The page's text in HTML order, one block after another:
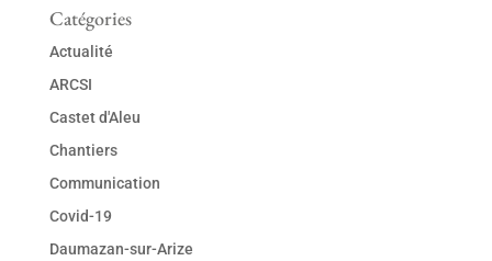
Catégories
Actualité
ARCSI
Castet d'Aleu
Chantiers
Communication
Covid-19
Daumazan-sur-Arize